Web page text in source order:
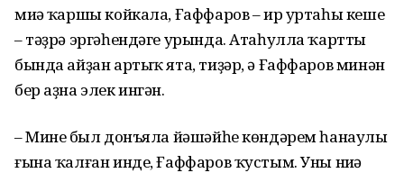
миңә ҡаршы койкала, Ғаффаров – ир уртаһы кеше
– тәҙрә эргәһендәге урында. Атаһулла ҡартты
бында айҙан артыҡ ята, тиҙәр, ә Ғаффаров минән
бер аҙна элек ингән.
– Минең был донъяла йәшәйһе көн­дәрем һанаулы
ғына ҡалған инде, Ғаф­фаров ҡустым. Уны ниңә